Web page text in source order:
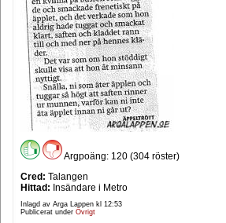
Argpoäng: 120 (304 röster)
Cred: Talangen
Hittad: Insändare i Metro
Inlagd av Arga Lappen kl 12:53
Publicerat under Övrigt